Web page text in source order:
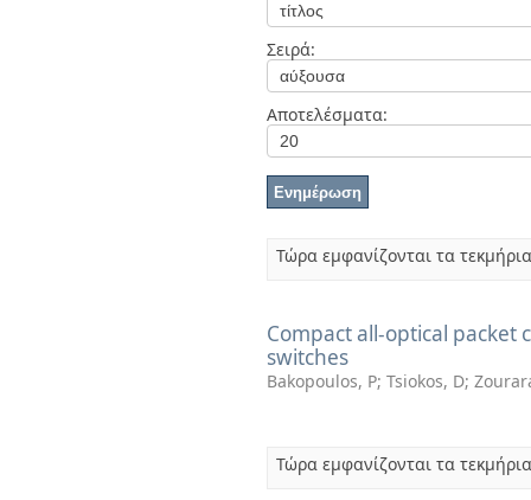
Σειρά:
Αποτελέσματα:
Τώρα εμφανίζονται τα
Compact all-optical packet
switches
Bakopoulos, P; Tsiokos, D;
Τώρα εμφανίζονται τα